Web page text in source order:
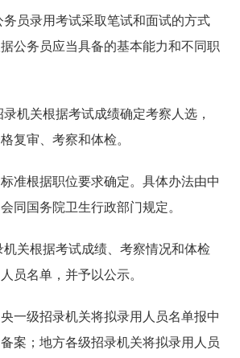
录用考试采取笔试和面试的方式
公务员应当具备的基本能力和不同职
关根据考试成绩确定考察人选，
复审、考察和体检。
根据职位要求确定。具体办法由中
同国务院卫生行政部门规定。
根据考试成绩、考察情况和体检
员名单，并予以公示。
级招录机关将拟录用人员名单报中
案；地方各级招录机关将拟录用人员